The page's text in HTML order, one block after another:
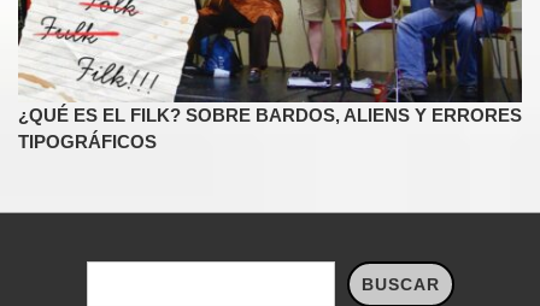
¿QUÉ ES EL FILK? SOBRE BARDOS, ALIENS Y ERRORES
TIPOGRÁFICOS
BUSCAR